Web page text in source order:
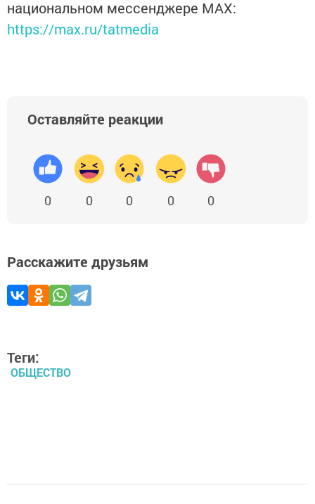
национальном мессенджере MАХ:
https://max.ru/tatmedia
Оставляйте реакции
0 0 0 0 0
Расскажите друзьям
Теги:
ОБЩЕСТВО